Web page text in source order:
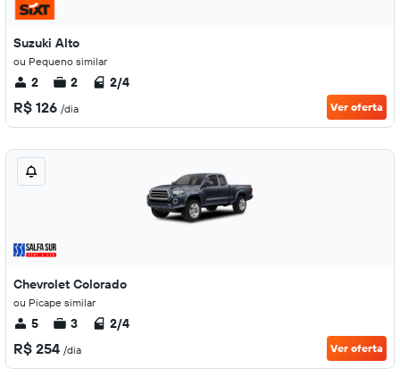
Suzuki Alto
ou Pequeno similar
2 2 2/4
R$ 126 /dia Ver oferta
Chevrolet Colorado
ou Picape similar
5 3 2/4
R$ 254 /dia Ver oferta